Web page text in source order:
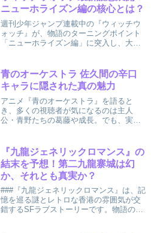
ニューホライズン編の核心とは？
週刊少年ジャンプ連載中の『ウィッチウ
ォッチ』が、物語のターニングポイント
「ニューホライズン編」に突入し、大き
魔女の計略や新たな「光の蝶」の謎が交
錯し、これまでにないスリ...
青のオーケストラ 佐久間の辛口
キャラに隠された真の魅力
アニメ『青のオーケストラ』を語ると
き、多くの視聴者が気になるのは主人
公・青野たちの葛藤や成長。でも、実
のです。 彼の放つ一言は、ときに胸を刺
すほど冷たく聞こえる。け...
『九龍ジェネリックロマンス』の
結末を予想！第二九龍寨城は幻
か、それとも真実か？
###『九龍ジェネリックロマンス』は、記
憶を巡る謎とレトロな香港の雰囲気が交
錯するSFラブストーリーです。物語の鍵